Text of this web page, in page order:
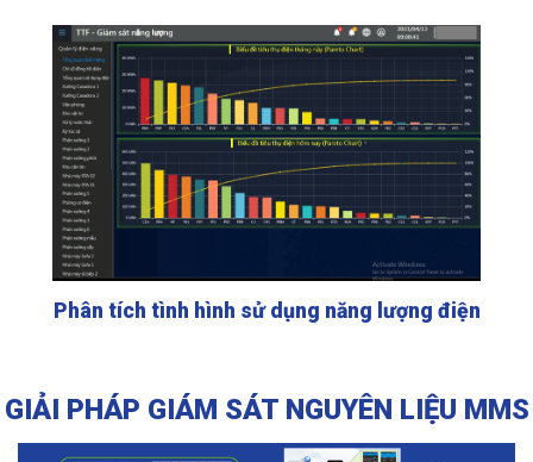
Phân tích tình hình sử dụng năng lượng điện
GIẢI PHÁP GIÁM SÁT NGUYÊN LIỆU MMS